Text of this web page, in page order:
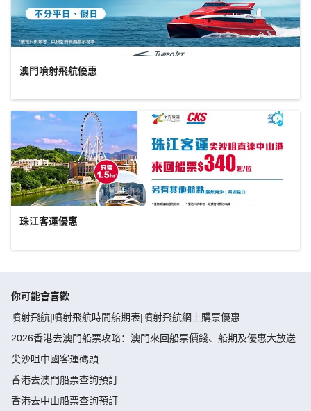
澳門噴射飛航優惠
珠江客運優惠
你可能會喜歡
噴射飛航|噴射飛航時間船期表|噴射飛航網上購票優惠
2026香港去澳門船票攻略：澳門來回船票價錢、船期及優惠大放送
尖沙咀中國客運碼頭
香港去澳門船票查詢預訂
香港去中山船票查詢預訂